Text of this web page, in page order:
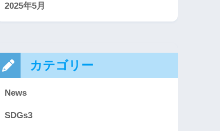
2025年5月
カテゴリー
News
SDGs3